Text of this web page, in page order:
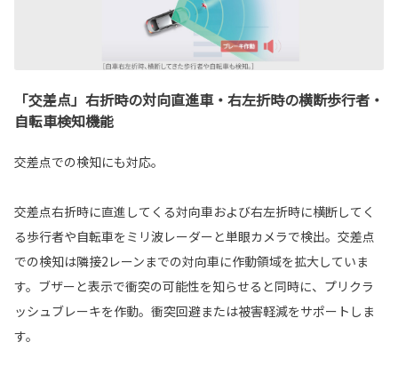
「交差点」右折時の対向直進車・右左折時の横断歩行者・
自転車検知機能
交差点での検知にも対応。
交差点右折時に直進してくる対向車および右左折時に横断してく
る歩行者や自転車をミリ波レーダーと単眼カメラで検出。交差点
での検知は隣接2レーンまでの対向車に作動領域を拡大していま
す。ブザーと表示で衝突の可能性を知らせると同時に、プリクラ
ッシュブレーキを作動。衝突回避または被害軽減をサポートしま
す。